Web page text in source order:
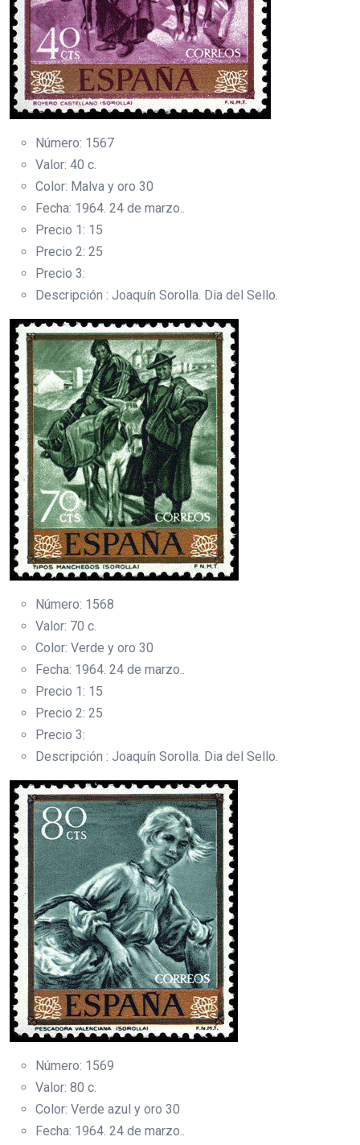
Número: 1567
Valor: 40 c.
Color: Malva y oro 30
Fecha: 1964. 24 de marzo..
Precio 1: 15
Precio 2: 25
Precio 3:
Descripción : Joaquín Sorolla. Dia del Sello.
Número: 1568
Valor: 70 c.
Color: Verde y oro 30
Fecha: 1964. 24 de marzo..
Precio 1: 15
Precio 2: 25
Precio 3:
Descripción : Joaquín Sorolla. Dia del Sello.
Número: 1569
Valor: 80 c.
Color: Verde azul y oro 30
Fecha: 1964. 24 de marzo..